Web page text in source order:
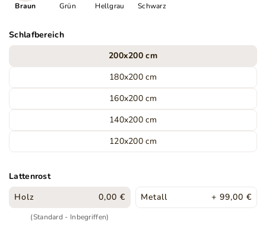
Braun Grün Hellgrau Schwarz
Schlafbereich
200x200 cm
180x200 cm
160x200 cm
140x200 cm
120x200 cm
Lattenrost
Holz
0,00 €
(Standard - Inbegriffen)
Metall + 99,00 €